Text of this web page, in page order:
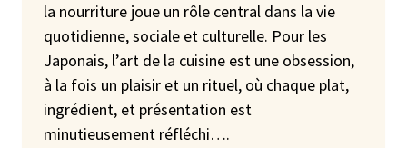
la nourriture joue un rôle central dans la vie
quotidienne, sociale et culturelle. Pour les
Japonais, l’art de la cuisine est une obsession,
à la fois un plaisir et un rituel, où chaque plat,
ingrédient, et présentation est
minutieusement réfléchi….